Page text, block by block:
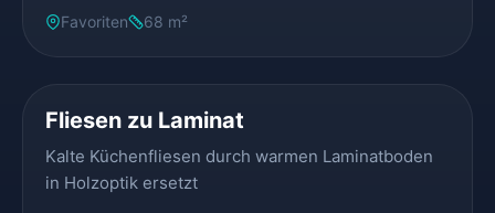
Favoriten 68 m²
Fliesen zu Laminat
Kalte Küchenfliesen durch warmen Laminatboden
in Holzoptik ersetzt